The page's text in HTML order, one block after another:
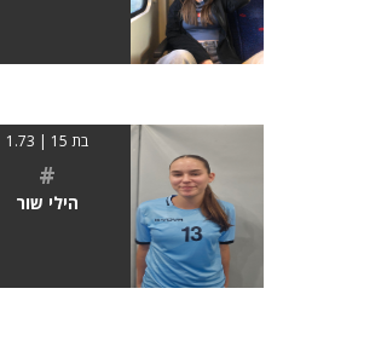
בת 15 | 1.73
#
הילי שור